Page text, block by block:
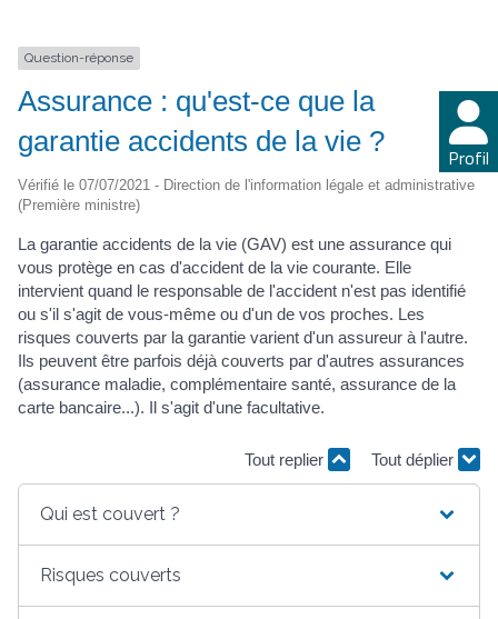
Profil
Question-réponse
Assurance : qu'est-ce que la
garantie accidents de la vie ?
Vérifié le 07/07/2021 - Direction de l'information légale et administrative
(Première ministre)
La garantie accidents de la vie (GAV) est une assurance qui
vous protège en cas d'accident de la vie courante. Elle
intervient quand le responsable de l'accident n'est pas identifié
ou s'il s'agit de vous-même ou d'un de vos proches. Les
risques couverts par la garantie varient d'un assureur à l'autre.
Ils peuvent être parfois déjà couverts par d'autres assurances
(assurance maladie, complémentaire santé, assurance de la
carte bancaire...). Il s'agit d'une facultative.
Tout replier Tout déplier
Qui est couvert ?
Risques couverts